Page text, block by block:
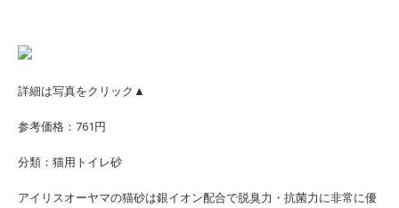
詳細は写真をクリック▲
参考価格：761円
分類：猫用トイレ砂
アイリスオーヤマの猫砂は銀イオン配合で脱臭力・抗菌力に非常に優